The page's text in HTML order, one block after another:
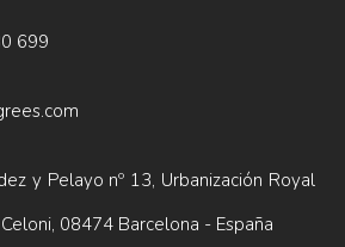
699
y Pelayo nº 13, Urbanización Royal
08474 Barcelona - España